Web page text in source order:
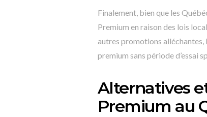
Finalement, bien que les
Premium en raison des lois
autres promotions alléchantes,
premium sans période d’essai
Alternatives
Premium au